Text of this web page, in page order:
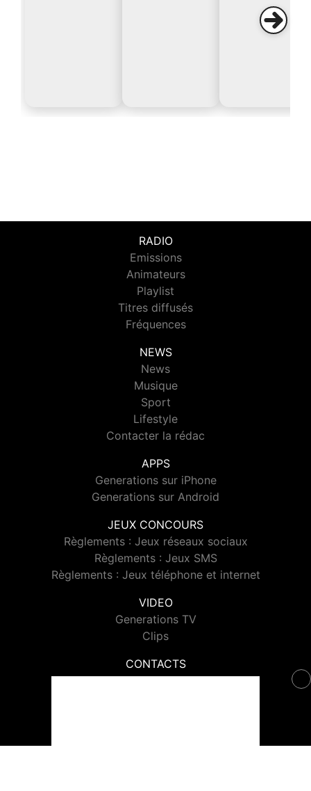
RADIO
Emissions
Animateurs
Playlist
Titres diffusés
Fréquences
NEWS
News
Musique
Sport
Lifestyle
Contacter la rédac
APPS
Generations sur iPhone
Generations sur Android
JEUX CONCOURS
Règlements : Jeux réseaux sociaux
Règlements : Jeux SMS
Règlements : Jeux téléphone et internet
VIDEO
Generations TV
Clips
CONTACTS
Contacter Generations